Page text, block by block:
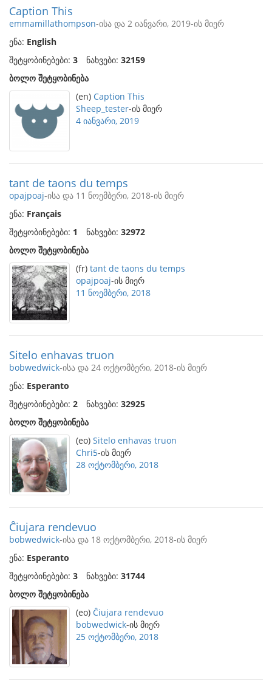
Caption This
emmamillathompson-ისა და 2 იანვარი, 2019-ის მიერ
ენა: English
შეტყობინებები: 3 ნახვები: 32159
ბოლო შეტყობინება
(en) Caption This
Sheep_tester-ის მიერ
4 იანვარი, 2019
tant de taons du temps
opajpoaj-ისა და 11 ნოემბერი, 2018-ის მიერ
ენა: Français
შეტყობინებები: 1 ნახვები: 32972
ბოლო შეტყობინება
(fr) tant de taons du temps
opajpoaj-ის მიერ
11 ნოემბერი, 2018
Sitelo enhavas truon
bobwedwick-ისა და 24 ოქტომბერი, 2018-ის მიერ
ენა: Esperanto
შეტყობინებები: 2 ნახვები: 32925
ბოლო შეტყობინება
(eo) Sitelo enhavas truon
Chri5-ის მიერ
28 ოქტომბერი, 2018
Ĉiujara rendevuo
bobwedwick-ისა და 18 ოქტომბერი, 2018-ის მიერ
ენა: Esperanto
შეტყობინებები: 3 ნახვები: 31744
ბოლო შეტყობინება
(eo) Ĉiujara rendevuo
bobwedwick-ის მიერ
25 ოქტომბერი, 2018